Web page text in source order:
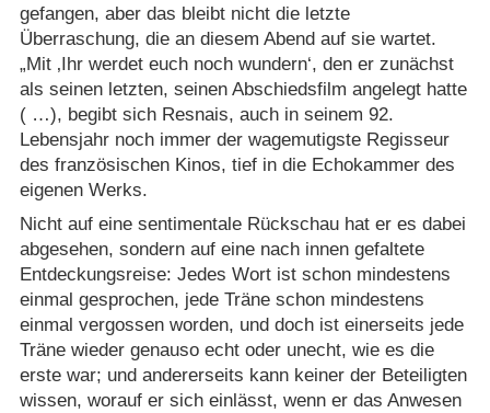
gefangen, aber das bleibt nicht die letzte
Überraschung, die an diesem Abend auf sie wartet.
„Mit ‚Ihr werdet euch noch wundern‘, den er zunächst
als seinen letzten, seinen Abschiedsfilm angelegt hatte
( …), begibt sich Resnais, auch in seinem 92.
Lebensjahr noch immer der wagemutigste Regisseur
des französischen Kinos, tief in die Echokammer des
eigenen Werks.
Nicht auf eine sentimentale Rückschau hat er es dabei
abgesehen, sondern auf eine nach innen gefaltete
Entdeckungsreise: Jedes Wort ist schon mindestens
einmal gesprochen, jede Träne schon mindestens
einmal vergossen worden, und doch ist einerseits jede
Träne wieder genauso echt oder unecht, wie es die
erste war; und andererseits kann keiner der Beteiligten
wissen, worauf er sich einlässt, wenn er das Anwesen